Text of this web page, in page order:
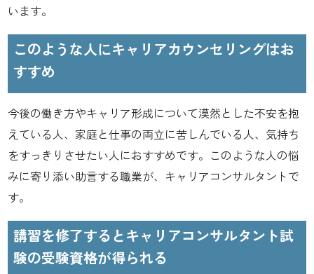
います。
このような人にキャリアカウンセリングはお
すすめ
今後の働き方やキャリア形成について漠然とした不安を抱
えている人、家庭と仕事の両立に苦しんでいる人、気持ち
をすっきりさせたい人におすすめです。このような人の悩
みに寄り添い助言する職業が、キャリアコンサルタントで
す。
講習を修了するとキャリアコンサルタント試
験の受験資格が得られる